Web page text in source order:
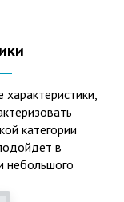
категории
в
небольшого